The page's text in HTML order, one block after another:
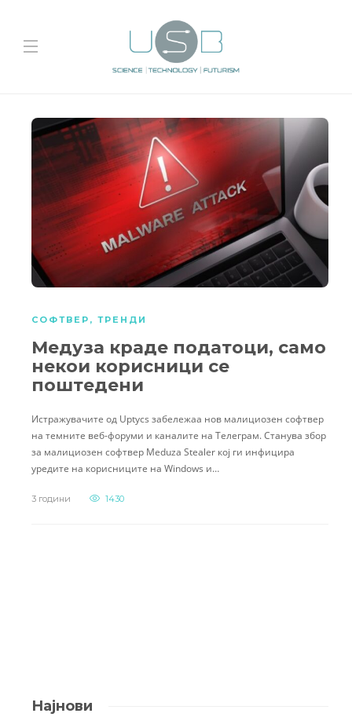
СОФТВЕР , ТРЕНДИ
Медуза краде податоци, само
некои корисници се
поштедени
Истражувачите од Uptycs забележаа нов малициозен софтвер
на темните веб-форуми и каналите на Телеграм. Станува збор
за малициозен софтвер Meduza Stealer кој ги инфицира
уредите на корисниците на Windows и…
3 години 1430
Најнови